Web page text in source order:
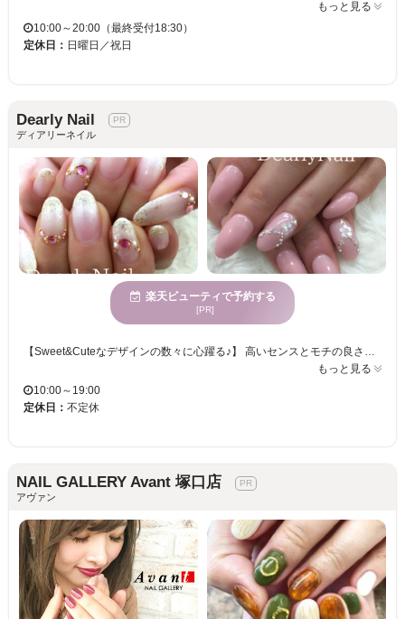
もっと見る
10:00～20:00（最終受付18:30）
定休日： 日曜日／祝日
Dearly Nail
ディアリーネイル
楽天ビューティで予約する
[PR]
【Sweet&Cuteなデザインの数々に心躍る♪】 高いセンスとモチの良さにこだわった技術が光るあなたのためのオンリーワンサロン☆ゆったり落ち着いた空間でネイルを楽しみたい方にピッタリ！細部まで綺麗な仕上がりの自慢の指先に♪ 【"どんなデザインにしよう…"ご相談もお気軽に！】 アートが豊富でとにかくセンス良し！季節や気分にあわせて毎月可愛いネイルで女子力UP♪提案力も高いので迷ってる方は是非相談してみて♪親しみやすいスタッフだから、親切・丁寧に応対してくれます◎ 【心者さんや料金が気になる方も安心のメニュー♪】 ネイル慣れしているオシャレ女子を虜にする人気サロン。思わずホレボレしてしまう、女の子らしくて可愛いデザインの数々も必見です☆もちろんネイルサロンデビューにももってこい！細部まで丁寧で綺麗な仕上がりとモチの良さに感動★お気軽にお越し下さい。
もっと見る
10:00～19:00
定休日： 不定休
NAIL GALLERY Avant 塚口店
アヴァン